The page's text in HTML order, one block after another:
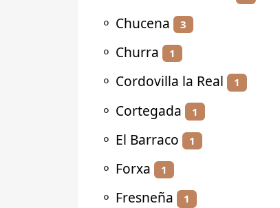
⚬ Chucena 3
⚬ Churra 1
⚬ Cordovilla la Real 1
⚬ Cortegada 1
⚬ El Barraco 1
⚬ Forxa 1
⚬ Fresneña 1